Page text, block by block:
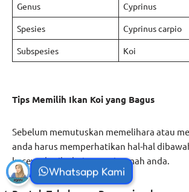
Genus Cyprinus
Spesies Cyprinus carpio
Subspesies Koi
Tips Memilih Ikan Koi yang Bagus
Sebelum memutuskan memelihara atau
anda harus memperhatikan hal-hal
kecewa ketika koi sampai rumah anda.
Whatsapp Kami